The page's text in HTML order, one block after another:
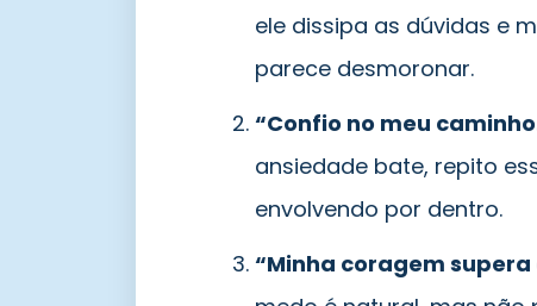
ele dissipa as dúvidas e
parece desmoronar.
“Confio no meu
ansiedade bate, repito
envolvendo por dentro.
“Minha coragem